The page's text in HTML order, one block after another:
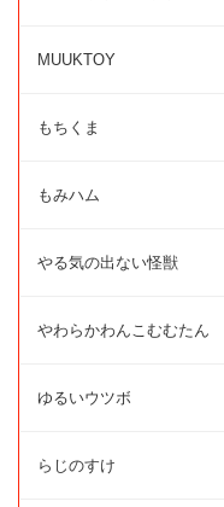
MUUKTOY
もちくま
もみハム
やる気の出ない怪獣
やわらかわんこむむたん
ゆるいウツボ
らじのすけ